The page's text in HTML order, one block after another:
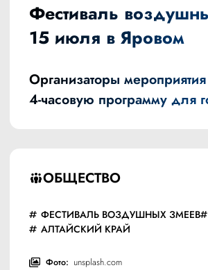
ОБЩЕСТВО
ФЕСТИВАЛЬ ВОЗДУШНЫХ ЗМЕЕВ
АЛТАЙСКИЙ КРАЙ
Фото: unsplash.com
Фестиваль
15 июля в Яровом
Организаторы
4-часовую программу для